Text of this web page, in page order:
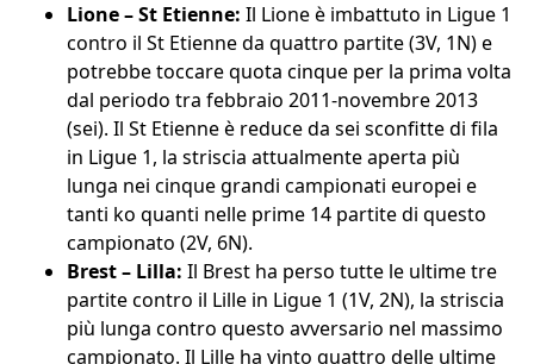
Lione – St Etienne: Il Lione è imbattuto in Ligue 1
contro il St Etienne da quattro partite (3V, 1N) e
potrebbe toccare quota cinque per la prima volta
dal periodo tra febbraio 2011-novembre 2013
(sei). Il St Etienne è reduce da sei sconfitte di fila
in Ligue 1, la striscia attualmente aperta più
lunga nei cinque grandi campionati europei e
tanti ko quanti nelle prime 14 partite di questo
campionato (2V, 6N).
Brest – Lilla: Il Brest ha perso tutte le ultime tre
partite contro il Lille in Ligue 1 (1V, 2N), la striscia
più lunga contro questo avversario nel massimo
campionato. Il Lille ha vinto quattro delle ultime